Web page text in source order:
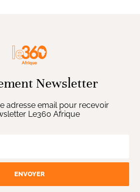
Newsletter
adresse email pour recevoir
Le360 Afrique
ENVOYER